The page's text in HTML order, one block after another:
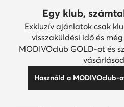
Egy klub,
Exkluzív ajánlatok csak
visszaküldési idő és
MODIVOclub GOLD-ot és
Használd a MODIVOclub-